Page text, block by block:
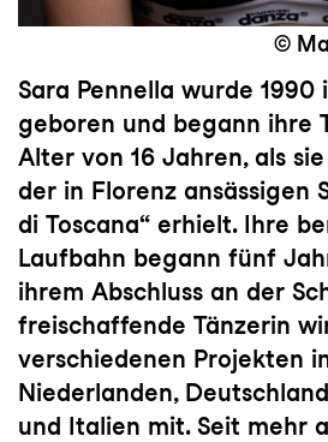
©
Sara Pennella wurde 1990
geboren und begann ihre
Alter von 16 Jahren, als
der in Florenz ansässigen
di Toscana“ erhielt. Ihre
Laufbahn begann fünf
ihrem Abschluss an der
freischaffende Tänzerin
verschiedenen Projekten
Niederlanden,
und Italien mit. Seit mehr